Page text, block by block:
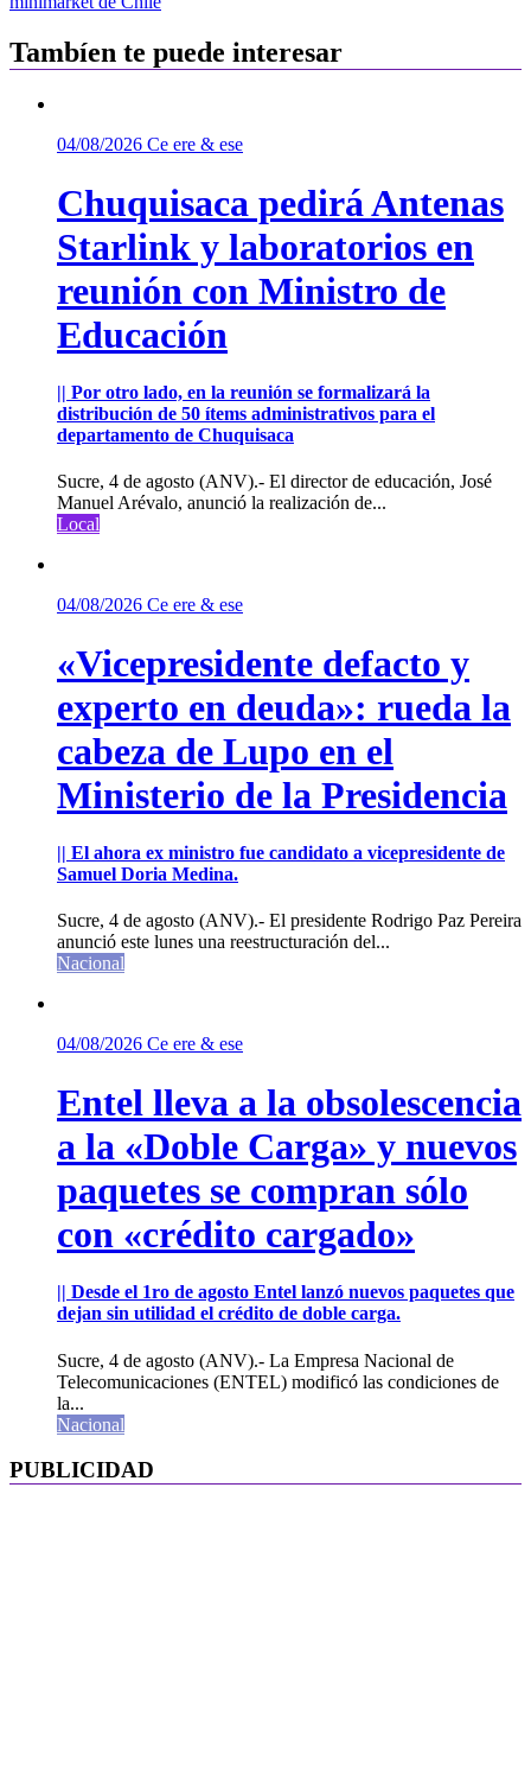
Tambíen te puede interesar
04/08/2026 Ce ere & ese
Chuquisaca pedirá Antenas
Starlink y laboratorios en
reunión con Ministro de
Educación
|| Por otro lado, en la reunión se formalizará la
distribución de 50 ítems administrativos para el
departamento de Chuquisaca
Sucre, 4 de agosto (ANV).- El director de educación, José
Manuel Arévalo, anunció la realización de...
Local
04/08/2026 Ce ere & ese
«Vicepresidente defacto y
experto en deuda»: rueda la
cabeza de Lupo en el
Ministerio de la Presidencia
|| El ahora ex ministro fue candidato a vicepresidente de
Samuel Doria Medina.
Sucre, 4 de agosto (ANV).- El presidente Rodrigo Paz Pereira
anunció este lunes una reestructuración del...
Nacional
04/08/2026 Ce ere & ese
Entel lleva a la obsolescencia
a la «Doble Carga» y nuevos
paquetes se compran sólo
con «crédito cargado»
|| Desde el 1ro de agosto Entel lanzó nuevos paquetes que
dejan sin utilidad el crédito de doble carga.
Sucre, 4 de agosto (ANV).- La Empresa Nacional de
Telecomunicaciones (ENTEL) modificó las condiciones de
la...
Nacional
PUBLICIDAD